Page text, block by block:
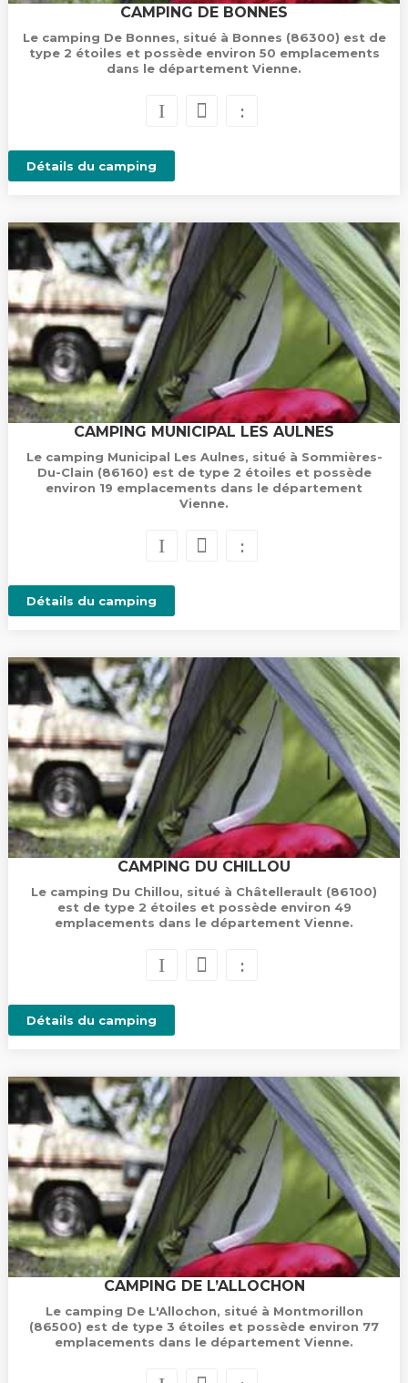
CAMPING DE BONNES
Le camping De Bonnes, situé à Bonnes (86300) est de
type 2 étoiles et possède environ 50 emplacements
dans le département Vienne.
Détails du camping
CAMPING MUNICIPAL LES AULNES
Le camping Municipal Les Aulnes, situé à Sommières-
Du-Clain (86160) est de type 2 étoiles et possède
environ 19 emplacements dans le département
Vienne.
Détails du camping
CAMPING DU CHILLOU
Le camping Du Chillou, situé à Châtellerault (86100)
est de type 2 étoiles et possède environ 49
emplacements dans le département Vienne.
Détails du camping
CAMPING DE L’ALLOCHON
Le camping De L'Allochon, situé à Montmorillon
(86500) est de type 3 étoiles et possède environ 77
emplacements dans le département Vienne.